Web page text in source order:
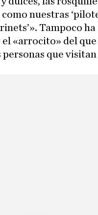
nuestras
Tampoco
el «arrocito» del
personas que